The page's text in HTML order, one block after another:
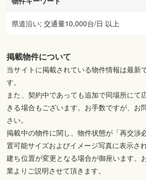
県道沿い; 交通量10,000台/日 以上
掲載物件について
当サイトに掲載されている物件情報は最新
す。
また、契約中であっても追加で同場所にて
きる場合もございます。お手数ですが、お
さい。
掲載中の物件に関し、物件状態が「再交渉
置可能サイズおよびイメージ写真に表示さ
建ち位置が変更となる場合が御座います。
業よりご説明させて頂きます。